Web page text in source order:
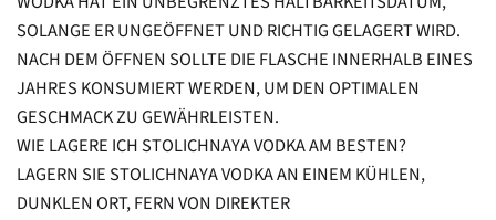
SOLANGE ER UNGEÖFFNET UND RICHTIG GELAGERT WIRD.
NACH DEM ÖFFNEN SOLLTE DIE FLASCHE INNERHALB EINES
JAHRES KONSUMIERT WERDEN, UM DEN OPTIMALEN
GESCHMACK ZU GEWÄHRLEISTEN.
WIE LAGERE ICH STOLICHNAYA VODKA AM BESTEN?
LAGERN SIE STOLICHNAYA VODKA AN EINEM KÜHLEN,
DUNKLEN ORT, FERN VON DIREKTER